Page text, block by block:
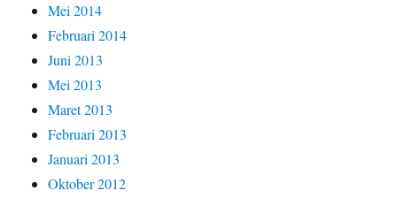
Mei 2014
Februari 2014
Juni 2013
Mei 2013
Maret 2013
Februari 2013
Januari 2013
Oktober 2012